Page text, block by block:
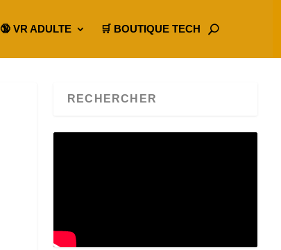
🔞 VR ADULTE 🛒 BOUTIQUE TECH